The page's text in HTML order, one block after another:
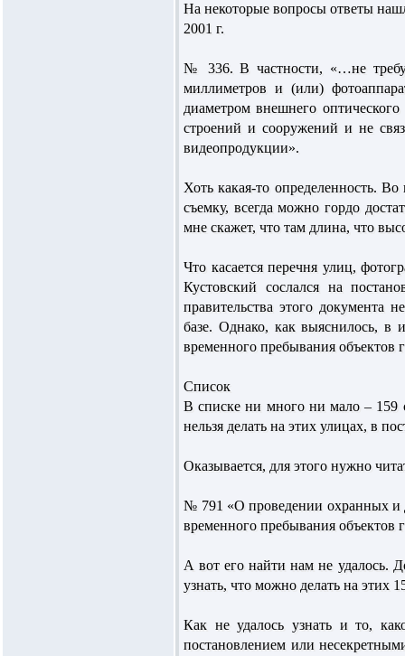
На некоторые вопросы ответы
2001 г.
№ 336. В частности, «…не
миллиметров и (или)
диаметром внешнего
строений и сооружений и не
видеопродукции».
Хоть какая-то определенность.
съемку, всегда можно гордо
мне скажет, что там длина, что
Что касается перечня улиц,
Кустовский сослался на
правительства этого документа
базе. Однако, как выяснилось, в
временного пребывания объектов
Список
В списке ни много ни мало – 159
нельзя делать на этих улицах, в
Оказывается, для этого нужно
№ 791 «О проведении охранных и
временного пребывания объектов
А вот его найти нам не удалось.
узнать, что можно делать на этих
Как не удалось узнать и то,
постановлением или